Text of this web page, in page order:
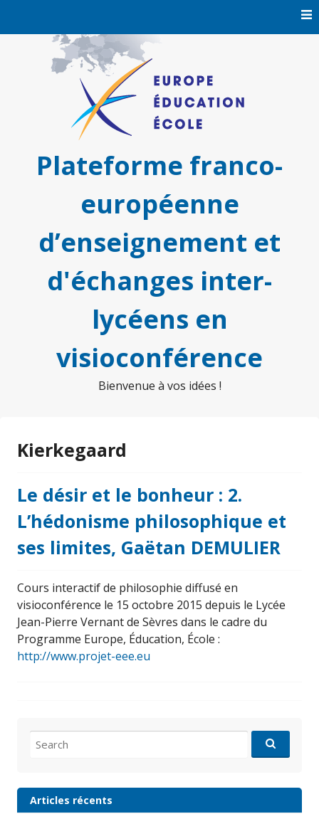
Plateforme franco-
européenne
d’enseignement et
d'échanges inter-
lycéens en
visioconférence
Bienvenue à vos idées !
Kierkegaard
Le désir et le bonheur : 2.
L’hédonisme philosophique et
ses limites, Gaëtan DEMULIER
Cours interactif de philosophie diffusé en
visioconférence le 15 octobre 2015 depuis le Lycée
Jean-Pierre Vernant de Sèvres dans le cadre du
Programme Europe, Éducation, École :
http://www.projet-eee.eu
for:
Articles récents